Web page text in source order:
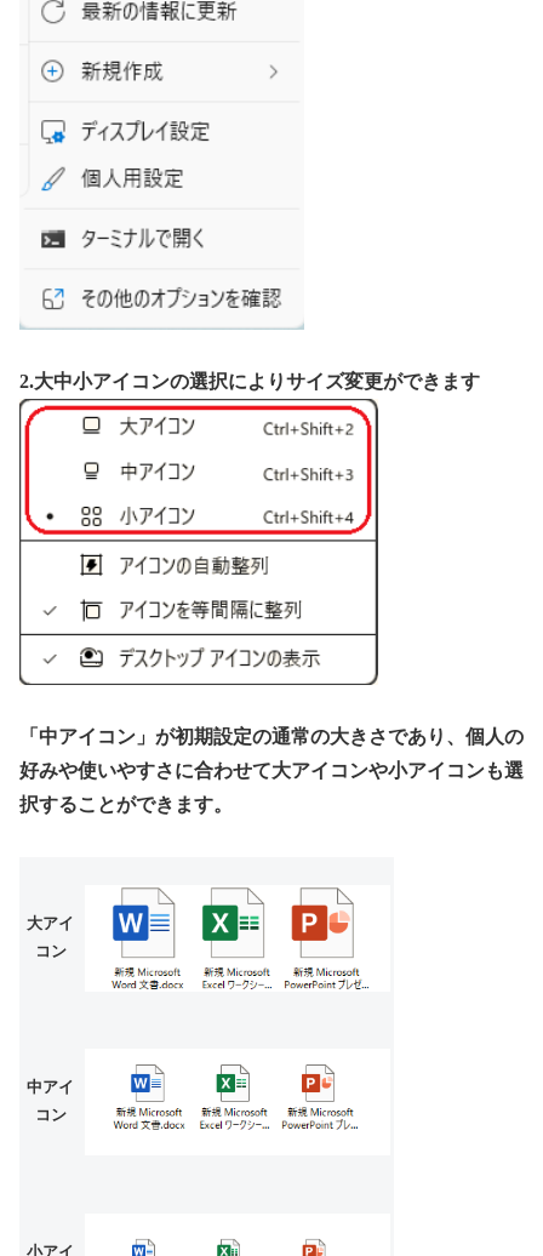
2.大中小アイコンの選択によりサイズ変更ができます
「中アイコン」が初期設定の通常の大きさであり、個人の
好みや使いやすさに合わせて大アイコンや小アイコンも選
択することができます。
大アイ
コン
中アイ
コン
小アイ